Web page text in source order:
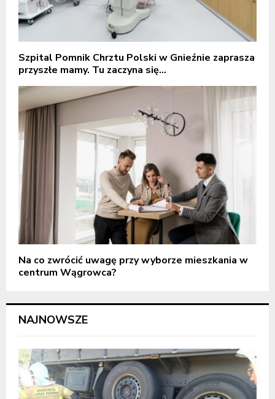
Szpital Pomnik Chrztu Polski w Gnieźnie zaprasza
przyszłe mamy. Tu zaczyna się...
Na co zwrócić uwagę przy wyborze mieszkania w
centrum Wągrowca?
NAJNOWSZE